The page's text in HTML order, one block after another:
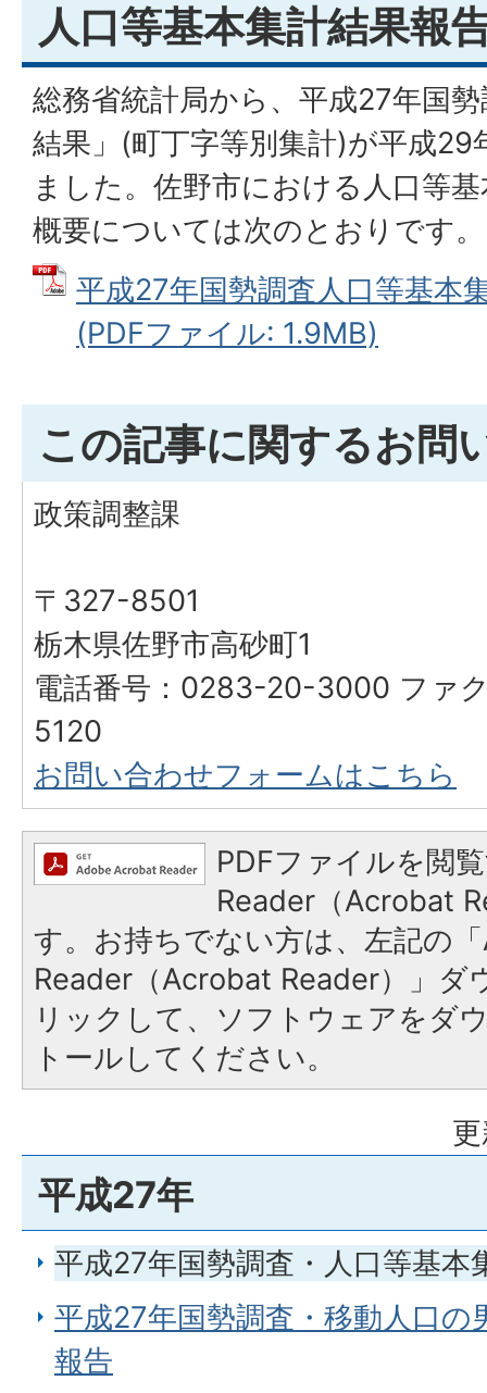
人口等基本集計結果報
総務省統計局から、平成27年国
結果」(町丁字等別集計)が平成29
ました。佐野市における人口等
概要については次のとおりです。
平成27年国勢調査人口等基本
(PDFファイル: 1.9MB)
この記事に関するお問
政策調整課
〒327-8501
栃木県佐野市高砂町1
電話番号：0283-20-3000 ファ
5120
お問い合わせフォームはこちら
PDFファイルを閲
Reader（Acrobat
す。お持ちでない方は、左記の
Reader（Acrobat Reader）」ダ
リックして、ソフトウェアをダ
トールしてください。
平成27年
平成27年国勢調査・人口等基本
平成27年国勢調査・移動人口の
報告